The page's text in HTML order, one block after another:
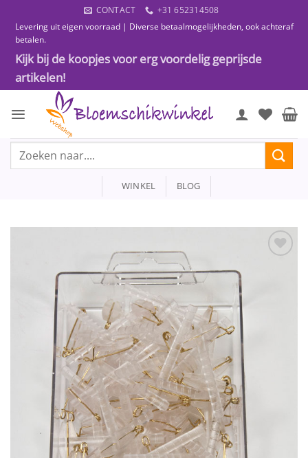
naar
inhoud
CONTACT
+31 652314508
Levering uit eigen voorraad | Diverse betaalmogelijkheden, ook achteraf
betalen.
Kijk bij de koopjes voor erg voordelig geprijsde
artikelen!
Zoeken
WINKEL BLOG